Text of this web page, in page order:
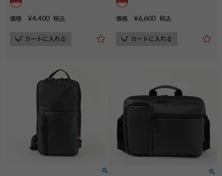
価格 ¥4,400 税込
カートに入れる
価格 ¥6,600 税込
カートに入れる